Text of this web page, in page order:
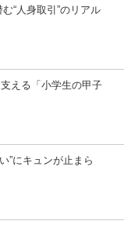
“人身取引”のリアル
える「小学生の甲子
”にキュンが止まら